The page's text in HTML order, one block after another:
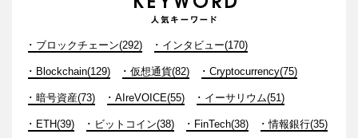
ブロックチェーン(292) インタビュー(170)
Blockchain(129) 仮想通貨(82) Cryptocurrency(75)
暗号資産(73) AIreVOICE(55) イーサリウム(51)
ETH(39) ビットコイン(38) FinTech(38) 情報銀行(35)